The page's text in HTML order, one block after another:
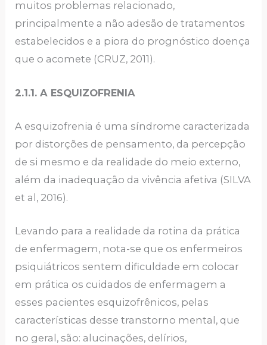
muitos problemas relacionado,
principalmente a não adesão de tratamentos
estabelecidos e a piora do prognóstico doença
que o acomete (CRUZ, 2011).
2.1.1. A ESQUIZOFRENIA
A esquizofrenia é uma síndrome caracterizada
por distorções de pensamento, da percepção
de si mesmo e da realidade do meio externo,
além da inadequação da vivência afetiva (SILVA
et al, 2016).
Levando para a realidade da rotina da prática
de enfermagem, nota-se que os enfermeiros
psiquiátricos sentem dificuldade em colocar
em prática os cuidados de enfermagem a
esses pacientes esquizofrênicos, pelas
características desse transtorno mental, que
no geral, são: alucinações, delírios,